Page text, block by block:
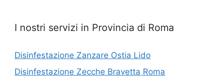
I nostri servizi in Provincia di Roma
Disinfestazione Zanzare Ostia Lido
Disinfestazione Zecche Bravetta Roma